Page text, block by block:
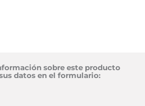
sobre este producto
datos en el formulario: